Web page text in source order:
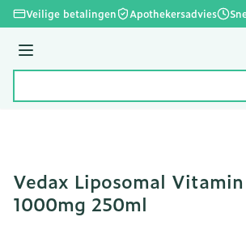
Ga naar de inhoud
Veilige betalingen Apothekersadvies
Menu
Vedax Liposomal
1000mg 250ml